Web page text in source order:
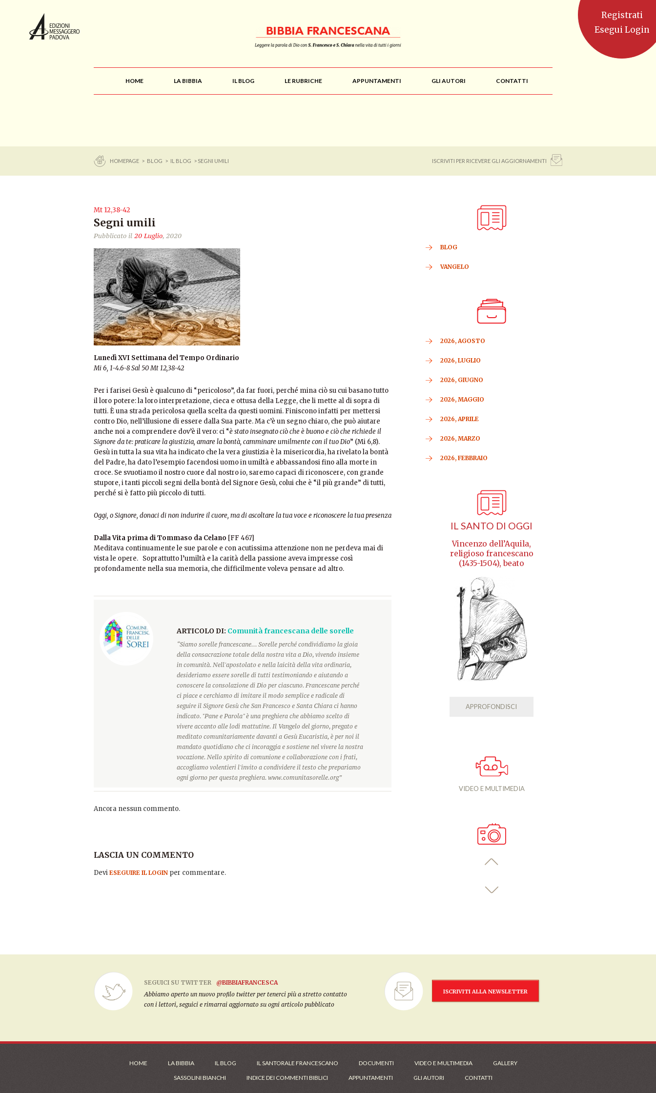
HOME LA BIBBIA IL BLOG LE RUBRICHE APPUNTAMENTI GLI AUTORI CONTATTI
HOMEPAGE > BLOG > IL BLOG > SEGNI UMILI ISCRIVITI PER RICEVERE GLI AGGIORNAMENTI
Mt 12,38-42
Segni umili
Pubblicato il 20 Luglio, 2020
Lunedì XVI Settimana del Tempo Ordinario
Mi 6, 1-4.6-8Sal 50Mt 12,38-42
Per i farisei Gesù è qualcuno di “pericoloso”, da far fuori, perché mina ciò su cui basano tutto
il loro potere: la loro interpretazione, cieca e ottusa della Legge, che li mette al di sopra di
tutti. È una strada pericolosa quella scelta da questi uomini. Finiscono infatti per mettersi
contro Dio, nell’illusione di essere dalla Sua parte. Ma c’è un segno chiaro, che può aiutare
anche noi a comprendere dov’è il vero: ci “è stato insegnato ciò che è buono e ciò che richiede il
Signore da te: praticare la giustizia, amare la bontà, camminare umilmente con il tuo Dio” (Mi 6,8).
Gesù in tutta la sua vita ha indicato che la vera giustizia è la misericordia, ha rivelato la bontà
del Padre, ha dato l’esempio facendosi uomo in umiltà e abbassandosi fino alla morte in
croce. Se svuotiamo il nostro cuore dal nostro io, saremo capaci di riconoscere, con grande
stupore, i tanti piccoli segni della bontà del Signore Gesù, colui che è “il più grande” di tutti,
perché si è fatto più piccolo di tutti.
Oggi, o Signore, donaci di non indurire il cuore, ma di ascoltare la tua voce e riconoscere la tua presenza
Dalla Vita prima di Tommaso da Celano [FF 467]
Meditava continuamente le sue parole e con acutissima attenzione non ne perdeva mai di
vista le opere. Soprattutto l’umiltà e la carità della passione aveva impresse così
profondamente nella sua memoria, che difficilmente voleva pensare ad altro.
ARTICOLO DI: Comunità francescana delle sorelle
“Siamo sorelle francescane... Sorelle perché condividiamo la gioia
della consacrazione totale della nostra vita a Dio, vivendo insieme
in comunità. Nell'apostolato e nella laicità della vita ordinaria,
desideriamo essere sorelle di tutti testimoniando e aiutando a
conoscere la consolazione di Dio per ciascuno. Francescane perché
ci piace e cerchiamo di imitare il modo semplice e radicale di
seguire il Signore Gesù che San Francesco e Santa Chiara ci hanno
indicato. "Pane e Parola" è una preghiera che abbiamo scelto di
vivere accanto alle lodi mattutine. Il Vangelo del giorno, pregato e
meditato comunitariamente davanti a Gesù Eucaristia, è per noi il
mandato quotidiano che ci incoraggia e sostiene nel vivere la nostra
vocazione. Nello spirito di comunione e collaborazione con i frati,
accogliamo volentieri l'invito a condividere il testo che prepariamo
ogni giorno per questa preghiera. www.comunitasorelle.org”
Ancora nessun commento.
LASCIA UN COMMENTO
Devi ESEGUIRE IL LOGIN per commentare.
BLOG
VANGELO
2026, AGOSTO
2026, LUGLIO
2026, GIUGNO
2026, MAGGIO
2026, APRILE
2026, MARZO
2026, FEBBRAIO
IL SANTO DI OGGI
Vincenzo dell’Aquila,
religioso francescano
(1435-1504), beato
APPROFONDISCI
VIDEO E MULTIMEDIA
SEGUICI SU TWITTER
@BIBBIAFRANCESCA
Abbiamo aperto un nuovo profilo twitter per tenerci più a stretto contatto
con i lettori, seguici e rimarrai aggiornato su ogni articolo pubblicato
ISCRIVITI ALLA NEWSLETTER
HOME LA BIBBIA IL BLOG IL SANTORALE FRANCESCANO DOCUMENTI VIDEO E MULTIMEDIA
GALLERY
SASSOLINI BIANCHI
INDICE DEI COMMENTI BIBLICI APPUNTAMENTI GLI AUTORI CONTATTI
Registrati
Esegui Login